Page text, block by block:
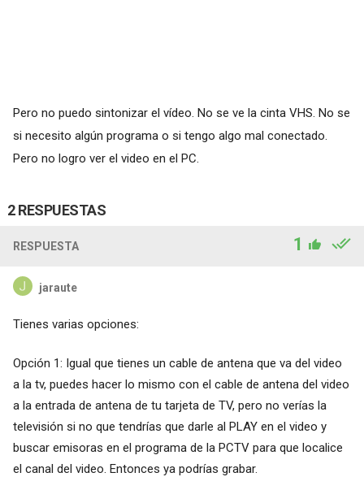
Pero no puedo sintonizar el vídeo. No se ve la cinta VHS. No se
si necesito algún programa o si tengo algo mal conectado.
Pero no logro ver el video en el PC.
2 RESPUESTAS
RESPUESTA 1
jaraute
Tienes varias opciones:
Opción 1: Igual que tienes un cable de antena que va del video
a la tv, puedes hacer lo mismo con el cable de antena del video
a la entrada de antena de tu tarjeta de TV, pero no verías la
televisión si no que tendrías que darle al PLAY en el video y
buscar emisoras en el programa de la PCTV para que localice
el canal del video. Entonces ya podrías grabar.